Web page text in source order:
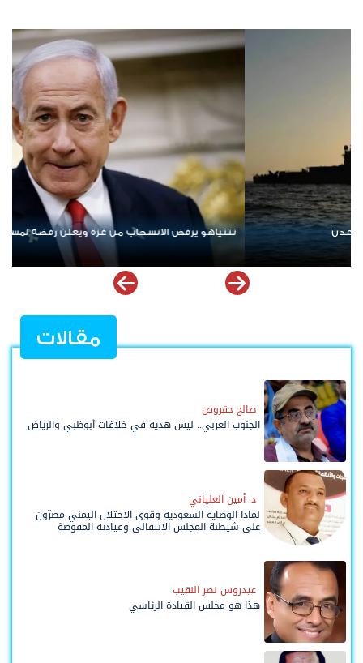
من غزة ويعلن رفضه لمسودة أمريكية ردا على «خروقات»
مقالات
صالح حقروص
الجنوب العربي.. ليس هدية في خلافات أبوظبي والرياض
د. أمين العلياني
لماذا الوصاية السعودية وقوى الاحتلال اليمني مصرّون
على شيطنة المجلس الانتقالي وقيادته المفوضة
عيدروس نصر النقيب
هذا هو مجلس القيادة الرئاسي